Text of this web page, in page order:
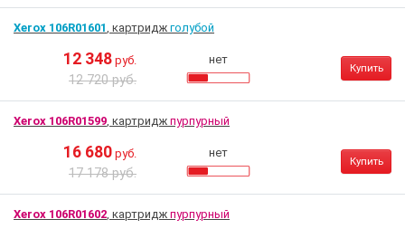
Xerox 106R01601, картридж голубой
12 348 руб.
12 720 руб.
нет
Купить
Xerox 106R01599, картридж пурпурный
16 680 руб.
17 178 руб.
нет
Купить
Xerox 106R01602, картридж пурпурный